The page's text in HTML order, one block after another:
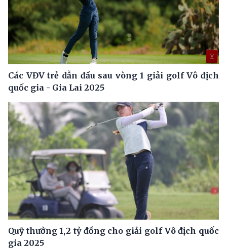
Các VĐV trẻ dẫn đầu sau vòng 1 giải golf Vô địch
quốc gia - Gia Lai 2025
Quỹ thưởng 1,2 tỷ đồng cho giải golf Vô địch quốc
gia 2025